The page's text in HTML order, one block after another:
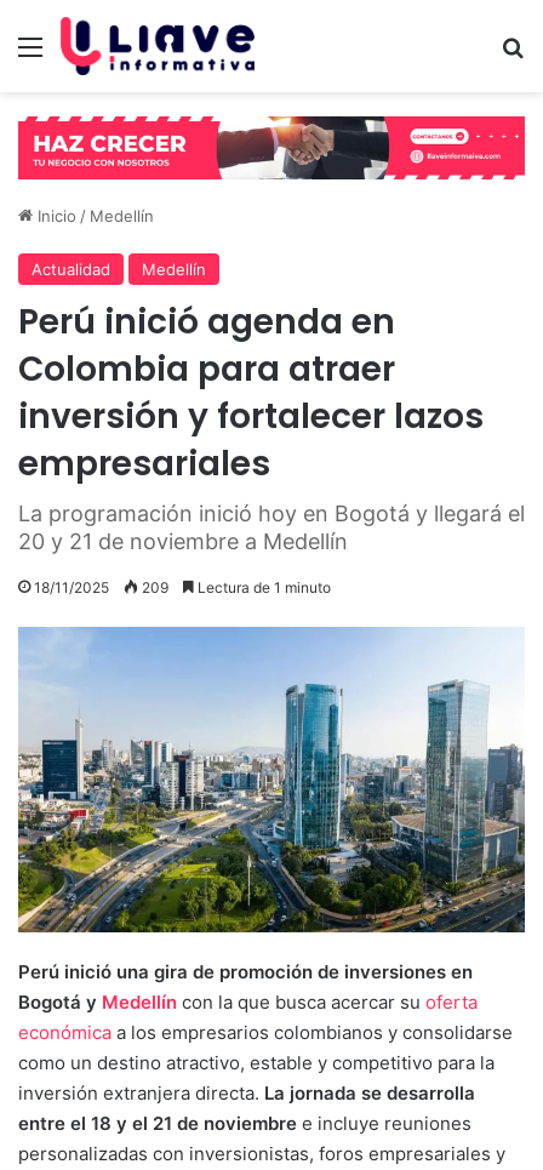
Menú
Inicio / Medellín
Actualidad Medellín
Perú inició agenda en
Colombia para atraer
inversión y fortalecer lazos
empresariales
La programación inició hoy en Bogotá y llegará el
20 y 21 de noviembre a Medellín
18/11/2025 209 Lectura de 1 minuto
Perú inició una gira de promoción de inversiones en
Bogotá y Medellín con la que busca acercar su oferta
económica a los empresarios colombianos y consolidarse
como un destino atractivo, estable y competitivo para la
inversión extranjera directa. La jornada se desarrolla
entre el 18 y el 21 de noviembre e incluye reuniones
personalizadas con inversionistas, foros empresariales y